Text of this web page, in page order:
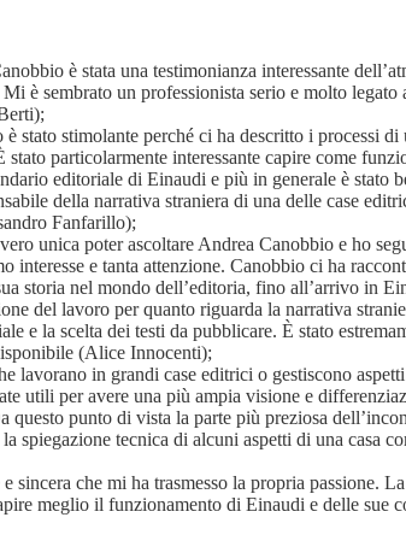
è stata una testimonianza interessante
è sembrato un professionista serio e molto legato
stato stimolante perché ci ha descritto i processi di
stato particolarmente interessante capire come
editoriale di Einaudi e più in generale è stato
della narrativa straniera di una delle case
Fanfarillo);
unica poter ascoltare Andrea Canobbio e ho
interesse e tanta attenzione. Canobbio ci ha
storia nel mondo dell’editoria, fino all’arrivo in
del lavoro per quanto riguarda la narrativa
e la scelta dei testi da pubblicare. È stato
(Alice Innocenti);
lavorano in grandi case editrici o gestiscono
utili per avere una più ampia visione e
questo punto di vista la parte più preziosa
spiegazione tecnica di alcuni aspetti di una casa
sincera che mi ha trasmesso la propria passione.
meglio il funzionamento di Einaudi e delle sue